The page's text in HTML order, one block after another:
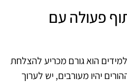
פעולה עם
הוא גורם מכריע להצלחת
יהיו מעורבים, יש לערוך